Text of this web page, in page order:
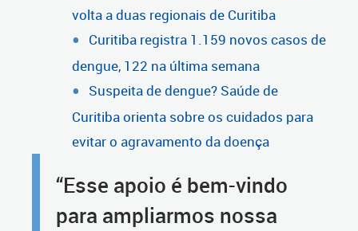
volta a duas regionais de Curitiba
Curitiba registra 1.159 novos casos de
dengue, 122 na última semana
Suspeita de dengue? Saúde de
Curitiba orienta sobre os cuidados para
evitar o agravamento da doença
“Esse apoio é bem-vindo
para ampliarmos nossa